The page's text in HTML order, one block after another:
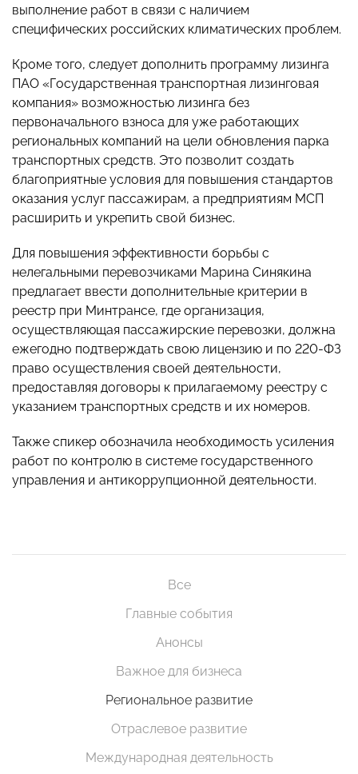
выполнение работ в связи с наличием
специфических российских климатических проблем.
Кроме того, следует дополнить программу лизинга
ПАО «Государственная транспортная лизинговая
компания» возможностью лизинга без
первоначального взноса для уже работающих
региональных компаний на цели обновления парка
транспортных средств. Это позволит создать
благоприятные условия для повышения стандартов
оказания услуг пассажирам, а предприятиям МСП
расширить и укрепить свой бизнес.
Для повышения эффективности борьбы с
нелегальными перевозчиками Марина Синякина
предлагает ввести дополнительные критерии в
реестр при Минтрансе, где организация,
осуществляющая пассажирские перевозки, должна
ежегодно подтверждать свою лицензию и по 220-ФЗ
право осуществления своей деятельности,
предоставляя договоры к прилагаемому реестру с
указанием транспортных средств и их номеров.
Также спикер обозначила необходимость усиления
работ по контролю в системе государственного
управления и антикоррупционной деятельности.
Все
Главные события
Анонсы
Важное для бизнеса
Региональное развитие
Отраслевое развитие
Международная деятельность